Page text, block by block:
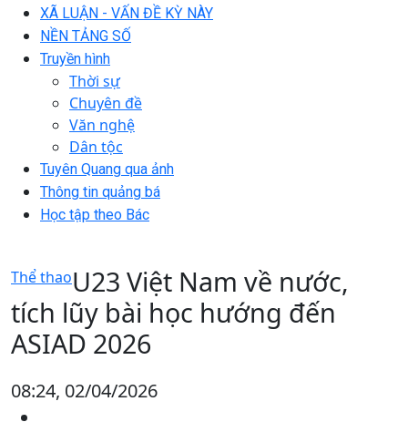
XÃ LUẬN - VẤN ĐỀ KỲ NÀY
NỀN TẢNG SỐ
Truyền hình
Thời sự
Chuyên đề
Văn nghệ
Dân tộc
Tuyên Quang qua ảnh
Thông tin quảng bá
Học tập theo Bác
Thể thaoU23 Việt Nam về nước,
tích lũy bài học hướng đến
ASIAD 2026
08:24, 02/04/2026